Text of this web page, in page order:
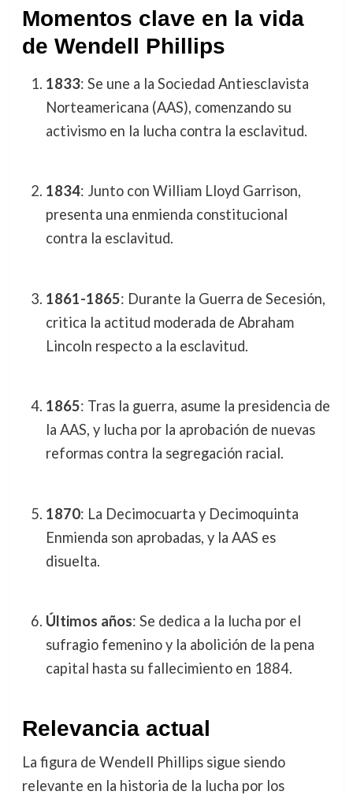
Momentos clave en la vida
de Wendell Phillips
1833: Se une a la Sociedad Antiesclavista
Norteamericana (AAS), comenzando su
activismo en la lucha contra la esclavitud.
1834: Junto con William Lloyd Garrison,
presenta una enmienda constitucional
contra la esclavitud.
1861-1865: Durante la Guerra de Secesión,
critica la actitud moderada de Abraham
Lincoln respecto a la esclavitud.
1865: Tras la guerra, asume la presidencia de
la AAS, y lucha por la aprobación de nuevas
reformas contra la segregación racial.
1870: La Decimocuarta y Decimoquinta
Enmienda son aprobadas, y la AAS es
disuelta.
Últimos años: Se dedica a la lucha por el
sufragio femenino y la abolición de la pena
capital hasta su fallecimiento en 1884.
Relevancia actual
La figura de Wendell Phillips sigue siendo
relevante en la historia de la lucha por los